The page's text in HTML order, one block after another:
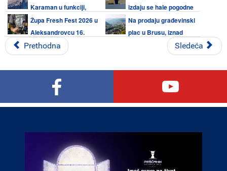
Karaman u funkciji,
radno vreme 08:30 - 16:00
Župa Fresh Fest 2026 u
Aleksandrovcu 16.
februara
izdaju se hale pogodne
za razne delatnosti
Na prodaju građevinski
plac u Brusu, iznad
Prethodna Sledeća